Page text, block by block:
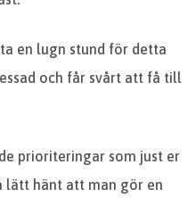
en lugn stund för detta
och får svårt att få till
prioriteringar som just er
lätt hänt att man gör en